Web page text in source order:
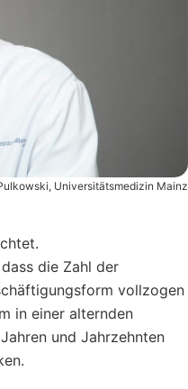
Universitätsmedizin Mainz
die Zahl der
vollzogen
in einer alternden
und Jahrzehnten